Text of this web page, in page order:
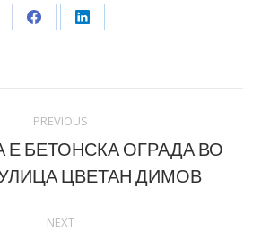
Share Share
PREVIOUS
Previous
post:
Е БЕТОНСКА ОГРАДА ВО
ЦВЕТАН ДИМОВ
NEXT